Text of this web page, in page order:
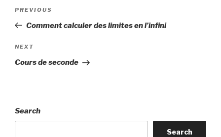
Previous
Post
PREVIOUS
Comment calculer des limites en l’infini
Next
Post
NEXT
Cours de seconde
Search
Search